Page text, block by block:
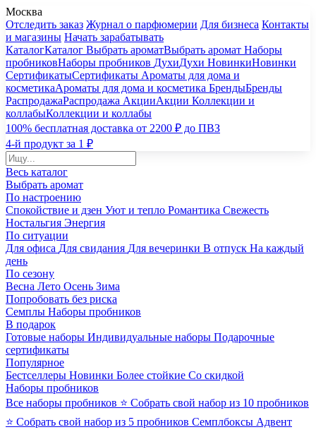
Москва
Отследить заказ Журнал о парфюмерии Для бизнеса Контакты
и магазины Начать зарабатывать
КаталогКаталог Выбрать ароматВыбрать аромат Наборы
пробниковНаборы пробников ДухиДухи НовинкиНовинки
СертификатыСертификаты Ароматы для дома и
косметикаАроматы для дома и косметика БрендыБренды
РаспродажаРаспродажа АкцииАкции Коллекции и
коллабыКоллекции и коллабы
100% бесплатная доставка от 2200 ₽ до ПВЗ
4-й продукт за 1 ₽
Весь каталог
Выбрать аромат
По настроению
Спокойствие и дзен Уют и тепло Романтика Свежесть
Ностальгия Энергия
По ситуации
Для офиса Для свидания Для вечеринки В отпуск На каждый
день
По сезону
Весна Лето Осень Зима
Попробовать без риска
Семплы Наборы пробников
В подарок
Готовые наборы Индивидуальные наборы Подарочные
сертификаты
Популярное
Бестселлеры Новинки Более стойкие Со скидкой
Наборы пробников
Все наборы пробников ⭐ Собрать свой набор из 10 пробников
⭐ Собрать свой набор из 5 пробников Семплбоксы Адвент